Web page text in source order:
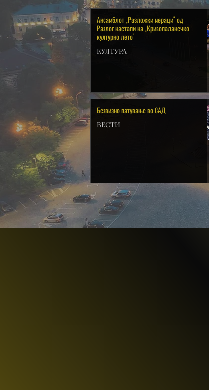
Ансамблот „Разложки мераци“ од
Разлог настапи на „Кривопаланечко
културно лето“
КУЛТУРА
Безвизно патување во САД
ВЕСТИ